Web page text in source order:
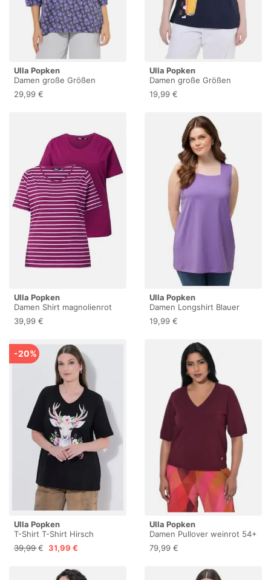
Ulla Popken
Damen große Größen
Übergrößen Plus Size Shirt,
Zierfalte, Oversized, V-
29,99 €
Ulla Popken
Damen große Größen
Übergrößen Plus Size T-
Shirt, Smoothie, Classic,
50+ 852262130-50+
19,99 €
Ulla Popken
Damen Shirt magnolienrot
54+
39,99 €
Ulla Popken
Damen Longshirt Blauer
Flieder 42+
19,99 €
-20%
Ulla Popken
T-Shirt T-Shirt Hirsch
Classic V-Ausschnitt
Halbarm
39,99 € 31,99 €
Ulla Popken
Damen Pullover weinrot 54+
79,99 €